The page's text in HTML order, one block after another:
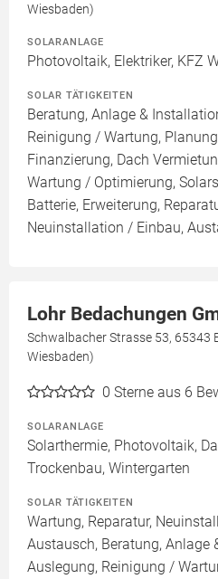
Wiesbaden)
SOLARANLAGE
Photovoltaik, Elektriker, KFZ
SOLAR TÄTIGKEITEN
Beratung, Anlage &
Reinigung / Wartung,
Finanzierung, Dach
Wartung / Optimierung,
Batterie, Erweiterung,
Neuinstallation / Einbau,
Lohr Bedachungen
Schwalbacher Strasse 53, 65343
Wiesbaden)
0 Sterne aus 6
SOLARANLAGE
Solarthermie, Photovoltaik,
Trockenbau, Wintergarten
SOLAR TÄTIGKEITEN
Wartung, Reparatur,
Austausch, Beratung,
Auslegung, Reinigung /